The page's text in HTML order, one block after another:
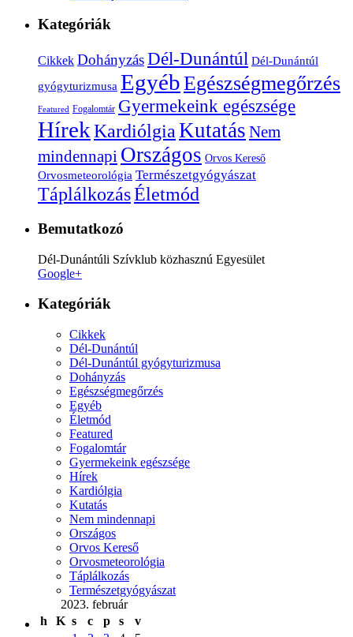
Kategóriák
Cikkek DohányzásDél-Dunántúl Dél-Dunántúl
gyógyturizmusa EgyébEgészségmegőrzés
Featured Fogalomtár Gyermekeink egészsége
HírekKardiólgia Kutatás Nem
mindennapi Országos Orvos Kereső
Orvosmeteorológia Természetgyógyászat
TáplálkozásÉletmód
Bemutatkozó
Dél-Dunántúli Szívklub közhasznú Egyesület
Google+
Kategóriák
Cikkek
Dél-Dunántúl
Dél-Dunántúl gyógyturizmusa
Dohányzás
Egészségmegőrzés
Egyéb
Életmód
Featured
Fogalomtár
Gyermekeink egészsége
Hírek
Kardiólgia
Kutatás
Nem mindennapi
Országos
Orvos Kereső
Orvosmeteorológia
Táplálkozás
Természetgyógyászat
2023. február
h
K s c p s
v